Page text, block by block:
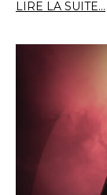
LIRE LA SUITE...